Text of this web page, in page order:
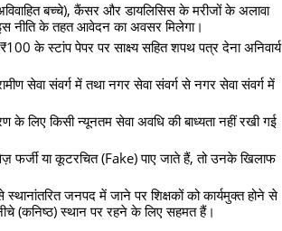
अविवाहित बच्चे), कैंसर और डायलिसिस के मरीजों के अलावा
इस नीति के तहत आवेदन का अवसर मिलेगा।
के स्टांप पेपर पर साक्ष्य सहित शपथ पत्र देना अनिवार्य
सेवा संवर्ग में तथा नगर सेवा संवर्ग से नगर सेवा संवर्ग में
के लिए किसी न्यूनतम सेवा अवधि की बाध्यता नहीं रखी गई
फर्जी या कूटरचित (Fake) पाए जाते हैं, तो उनके खिलाफ
जनपद में जाने पर शिक्षकों को कार्यमुक्त होने से
(कनिष्ठ) स्थान पर रहने के लिए सहमत हैं।